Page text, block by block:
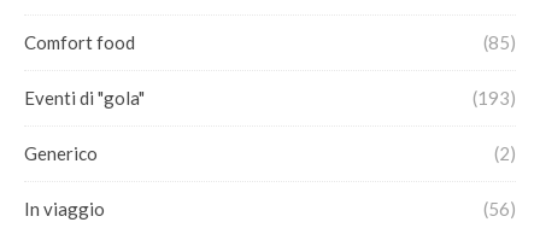
Comfort food (85)
Eventi di "gola" (193)
Generico (2)
In viaggio (56)